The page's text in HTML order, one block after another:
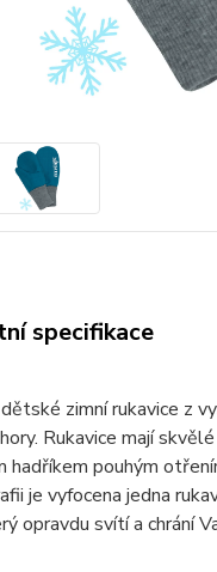
specifikace
zimní rukavice z
Rukavice mají
hadříkem pouhým
je vyfocena jedna
opravdu svítí a chrání